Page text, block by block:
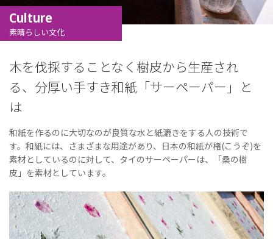
Culture
素晴らしい文化
木を伐採することなく樹皮から生産され
る、分厚い手すき和紙「サーペーパー」と
は
和紙を作るのに大切なのが良質な水と紙漉きをする人の技術で
す。和紙には、さまざまな用途があり、日本の和紙が楮(こうぞ)を
素材としているのに対して、タイのサーペーパーは、「桑の樹
皮」を素材としています。